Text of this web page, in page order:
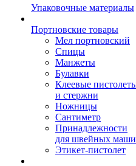
Упаковочные материалы
Портновские товары
Мел портновский
Спицы
Манжеты
Булавки
Клеевые
и стержни
Ножницы
Сантиметр
Принадлежности
для швейных
Этикет-пистолет